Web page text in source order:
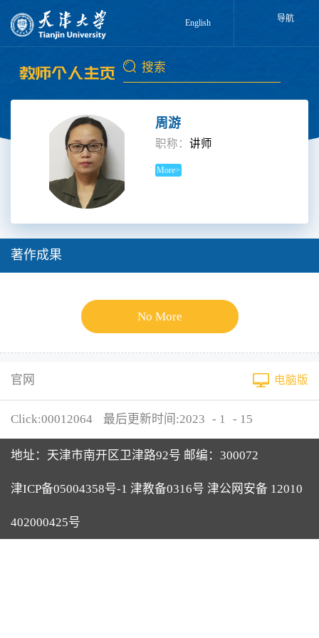
English 导航
周游
职称：讲师
More>
著作成果
No More
官网 电脑版
Click:00012064 最后更新时间:2023 - 1 - 15
地址：天津市南开区卫津路92号 邮编：300072
津ICP备05004358号-1 津教备0316号 津公网安备 12010
402000425号